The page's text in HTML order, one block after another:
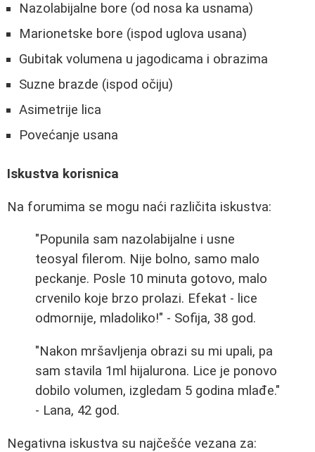
Nazolabijalne bore (od nosa ka usnama)
Marionetske bore (ispod uglova usana)
Gubitak volumena u jagodicama i obrazima
Suzne brazde (ispod očiju)
Asimetrije lica
Povećanje usana
Iskustva korisnica
Na forumima se mogu naći različita iskustva:
"Popunila sam nazolabijalne i usne
teosyal filerom. Nije bolno, samo malo
peckanje. Posle 10 minuta gotovo, malo
crvenilo koje brzo prolazi. Efekat - lice
odmornije, mladoliko!" - Sofija, 38 god.
"Nakon mršavljenja obrazi su mi upali, pa
sam stavila 1ml hijalurona. Lice je ponovo
dobilo volumen, izgledam 5 godina mlađe."
- Lana, 42 god.
Negativna iskustva su najčešće vezana za: